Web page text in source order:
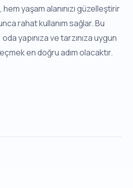
yaşam alanınızı güzelleştirir
rahat kullanım sağlar. Bu
yapınıza ve tarzınıza uygun
en doğru adım olacaktır.